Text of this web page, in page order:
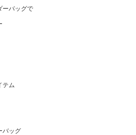
ーバッグで
テム
バッグ